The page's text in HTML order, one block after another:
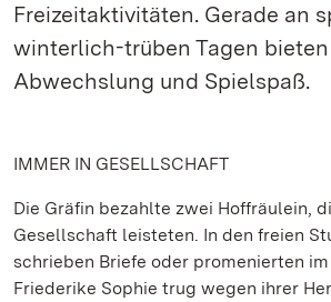
Freizeitaktivitäten. Gerade an
winterlich-trüben Tagen
Abwechslung und Spielspaß.
IMMER IN GESELLSCHAFT
Die Gräfin bezahlte zwei Hoffräulein,
Gesellschaft leisteten. In den freien
schrieben Briefe oder promenierten
Friederike Sophie trug wegen ihrer